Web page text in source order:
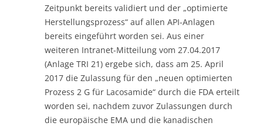
Zeitpunkt bereits validiert und der „optimierte
Herstellungsprozess“ auf allen API-Anlagen
bereits eingeführt worden sei. Aus einer
weiteren Intranet-Mitteilung vom 27.04.2017
(Anlage TRI 21) ergebe sich, dass am 25. April
2017 die Zulassung für den „neuen optimierten
Prozess 2 G für Lacosamide“ durch die FDA erteilt
worden sei, nachdem zuvor Zulassungen durch
die europäische EMA und die kanadischen